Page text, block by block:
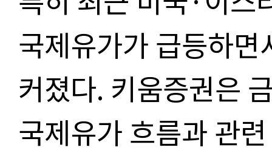
국제유가가 급등하
커졌다. 키움증권은
국제유가 흐름과 관